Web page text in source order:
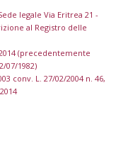
legale Via Eritrea 21 -
al Registro delle
(precedentemente
07/1982)
conv. L. 27/02/2004 n. 46,